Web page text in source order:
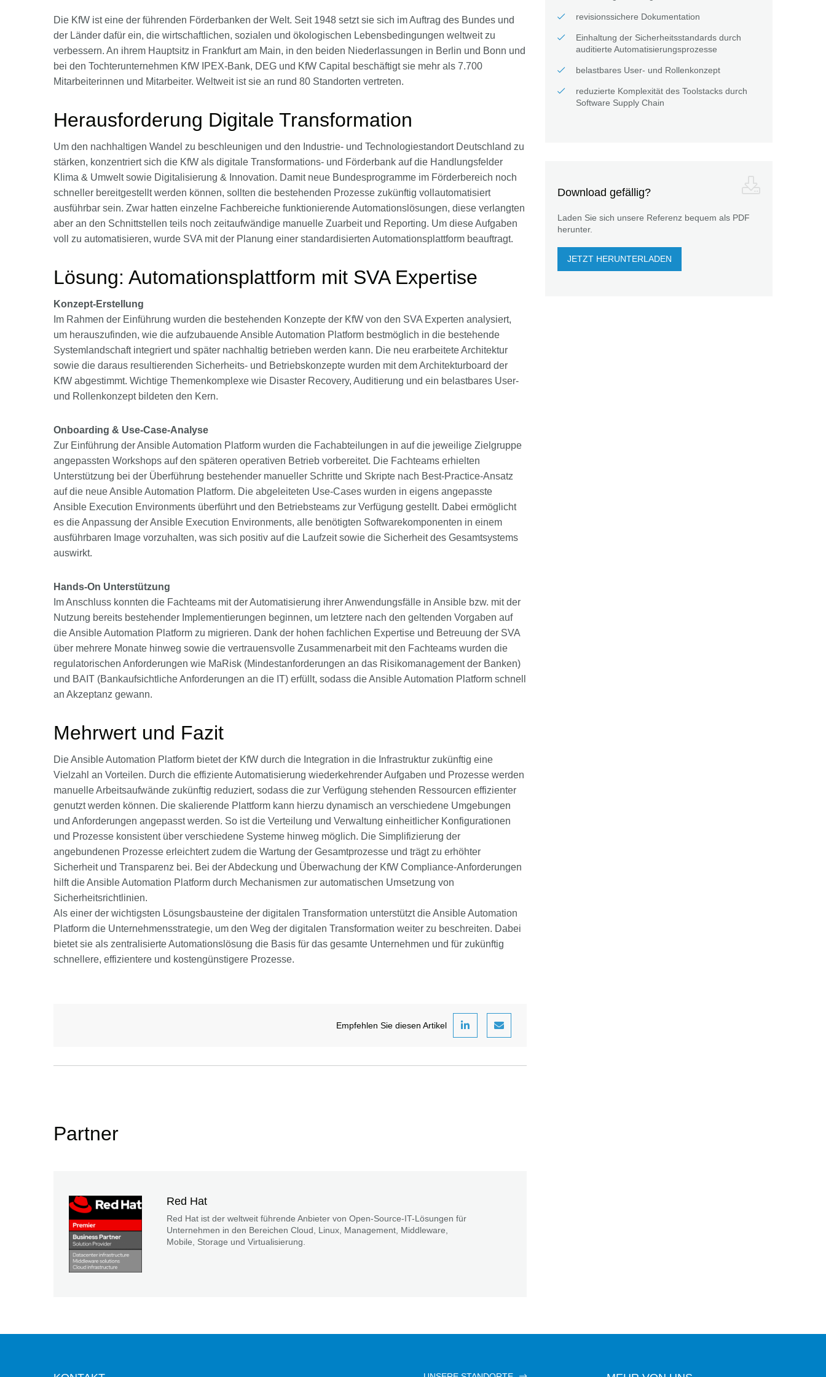
Die KfW ist eine der führenden Förderbanken der Welt. Seit 1948 setzt sie sich im Auftrag des Bundes und
der Länder dafür ein, die wirtschaftlichen, sozialen und ökologischen Lebensbedingungen weltweit zu
verbessern. An ihrem Hauptsitz in Frankfurt am Main, in den beiden Niederlassungen in Berlin und Bonn und
bei den Tochterunternehmen KfW IPEX-Bank, DEG und KfW Capital beschäftigt sie mehr als 7.700
Mitarbeiterinnen und Mitarbeiter. Weltweit ist sie an rund 80 Standorten vertreten.
Herausforderung Digitale Transformation
Um den nachhaltigen Wandel zu beschleunigen und den Industrie- und Technologiestandort Deutschland zu
stärken, konzentriert sich die KfW als digitale Transformations- und Förderbank auf die Handlungsfelder
Klima & Umwelt sowie Digitalisierung & Innovation. Damit neue Bundesprogramme im Förderbereich noch
schneller bereitgestellt werden können, sollten die bestehenden Prozesse zukünftig vollautomatisiert
ausführbar sein. Zwar hatten einzelne Fachbereiche funktionierende Automationslösungen, diese verlangten
aber an den Schnittstellen teils noch zeitaufwändige manuelle Zuarbeit und Reporting. Um diese Aufgaben
voll zu automatisieren, wurde SVA mit der Planung einer standardisierten Automationsplattform beauftragt.
Lösung: Automationsplattform mit SVA Expertise
Konzept-Erstellung
Im Rahmen der Einführung wurden die bestehenden Konzepte der KfW von den SVA Experten analysiert,
um herauszufinden, wie die aufzubauende Ansible Automation Platform bestmöglich in die bestehende
Systemlandschaft integriert und später nachhaltig betrieben werden kann. Die neu erarbeitete Architektur
sowie die daraus resultierenden Sicherheits- und Betriebskonzepte wurden mit dem Architekturboard der
KfW abgestimmt. Wichtige Themenkomplexe wie Disaster Recovery, Auditierung und ein belastbares User-
und Rollenkonzept bildeten den Kern.
Onboarding & Use-Case-Analyse
Zur Einführung der Ansible Automation Platform wurden die Fachabteilungen in auf die jeweilige Zielgruppe
angepassten Workshops auf den späteren operativen Betrieb vorbereitet. Die Fachteams erhielten
Unterstützung bei der Überführung bestehender manueller Schritte und Skripte nach Best-Practice-Ansatz
auf die neue Ansible Automation Platform. Die abgeleiteten Use-Cases wurden in eigens angepasste
Ansible Execution Environments überführt und den Betriebsteams zur Verfügung gestellt. Dabei ermöglicht
es die Anpassung der Ansible Execution Environments, alle benötigten Softwarekomponenten in einem
ausführbaren Image vorzuhalten, was sich positiv auf die Laufzeit sowie die Sicherheit des Gesamtsystems
auswirkt.
Hands-On Unterstützung
Im Anschluss konnten die Fachteams mit der Automatisierung ihrer Anwendungsfälle in Ansible bzw. mit der
Nutzung bereits bestehender Implementierungen beginnen, um letztere nach den geltenden Vorgaben auf
die Ansible Automation Platform zu migrieren. Dank der hohen fachlichen Expertise und Betreuung der SVA
über mehrere Monate hinweg sowie die vertrauensvolle Zusammenarbeit mit den Fachteams wurden die
regulatorischen Anforderungen wie MaRisk (Mindestanforderungen an das Risikomanagement der Banken)
und BAIT (Bankaufsichtliche Anforderungen an die IT) erfüllt, sodass die Ansible Automation Platform schnell
an Akzeptanz gewann.
Mehrwert und Fazit
Die Ansible Automation Platform bietet der KfW durch die Integration in die Infrastruktur zukünftig eine
Vielzahl an Vorteilen. Durch die effiziente Automatisierung wiederkehrender Aufgaben und Prozesse werden
manuelle Arbeitsaufwände zukünftig reduziert, sodass die zur Verfügung stehenden Ressourcen effizienter
genutzt werden können. Die skalierende Plattform kann hierzu dynamisch an verschiedene Umgebungen
und Anforderungen angepasst werden. So ist die Verteilung und Verwaltung einheitlicher Konfigurationen
und Prozesse konsistent über verschiedene Systeme hinweg möglich. Die Simplifizierung der
angebundenen Prozesse erleichtert zudem die Wartung der Gesamtprozesse und trägt zu erhöhter
Sicherheit und Transparenz bei. Bei der Abdeckung und Überwachung der KfW Compliance-Anforderungen
hilft die Ansible Automation Platform durch Mechanismen zur automatischen Umsetzung von
Sicherheitsrichtlinien.
Als einer der wichtigsten Lösungsbausteine der digitalen Transformation unterstützt die Ansible Automation
Platform die Unternehmensstrategie, um den Weg der digitalen Transformation weiter zu beschreiten. Dabei
bietet sie als zentralisierte Automationslösung die Basis für das gesamte Unternehmen und für zukünftig
schnellere, effizientere und kostengünstigere Prozesse.
Empfehlen Sie diesen Artikel
revisionssichere Dokumentation
Einhaltung der Sicherheitsstandards durch
auditierte Automatisierungsprozesse
belastbares User- und Rollenkonzept
reduzierte Komplexität des Toolstacks durch
Software Supply Chain
Download gefällig?
Laden Sie sich unsere Referenz bequem als PDF
herunter.
JETZT HERUNTERLADEN
Partner
Red Hat
Red Hat ist der weltweit führende Anbieter von Open-Source-IT-Lösungen für
Unternehmen in den Bereichen Cloud, Linux, Management, Middleware,
Mobile, Storage und Virtualisierung.